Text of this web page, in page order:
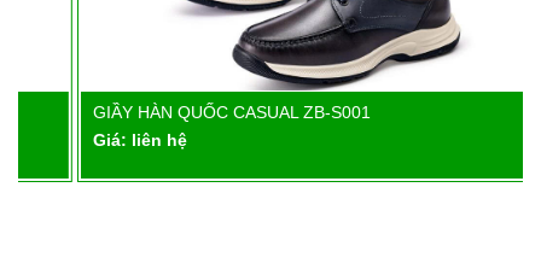
Chi tiết
GIẦY HÀN QUỐC CASUAL ZB-S001
Giá: liên hệ